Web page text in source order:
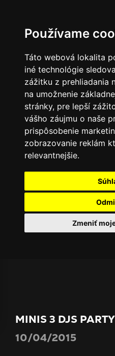
Používame
Táto webová lokalita
iné technológie
zážitku z prehliadania
na umožnenie
stránky, pre lepší
vášho záujmu o naše
prispôsobenie
zobrazovanie reklám
relevantnejšie.
Zmeniť
MINIS 3 DJS PARTY
10/04/2015